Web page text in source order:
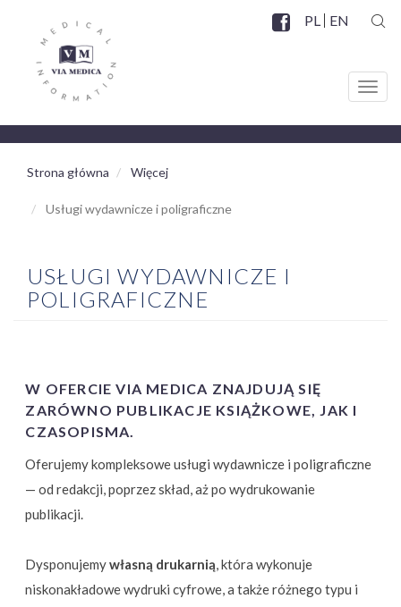
PL EN
Strona główna Więcej
Usługi wydawnicze i poligraficzne
USŁUGI WYDAWNICZE I
POLIGRAFICZNE
W OFERCIE VIA MEDICA ZNAJDUJĄ SIĘ
ZARÓWNO PUBLIKACJE KSIĄŻKOWE, JAK I
CZASOPISMA.
Oferujemy kompleksowe usługi wydawnicze i poligraficzne
— od redakcji, poprzez skład, aż po wydrukowanie
publikacji.
Dysponujemywłasną drukarnią, która wykonuje
niskonakładowe wydruki cyfrowe, a także różnego typu i